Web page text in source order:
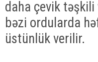
daha çevik təşkili
bəzi ordularda
üstünlük verilir.